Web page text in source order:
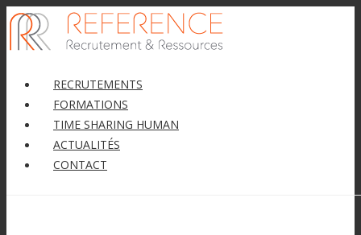
RECRUTEMENTS
FORMATIONS
TIME SHARING HUMAN
ACTUALITÉS
CONTACT